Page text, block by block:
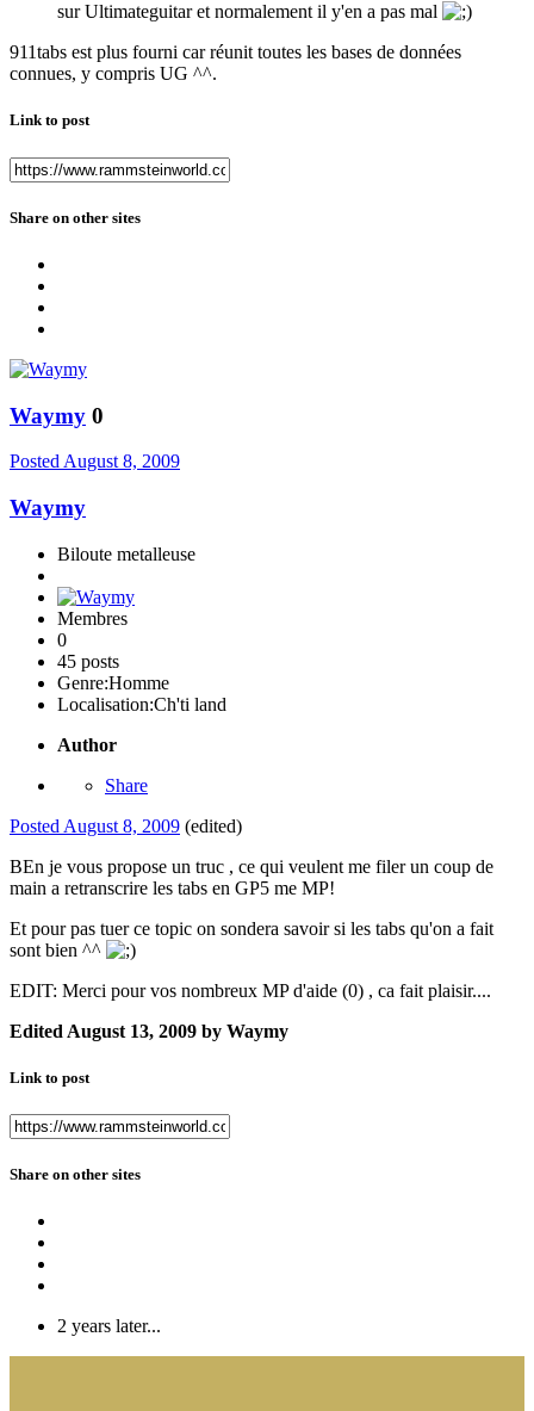
sur Ultimateguitar et normalement il y'en a pas mal
911tabs est plus fourni car réunit toutes les bases de données
connues, y compris UG ^^.
Link to post
Share on other sites
Waymy 0
Posted August 8, 2009
Waymy
Biloute metalleuse
Membres
0
45 posts
Genre:Homme
Localisation:Ch'ti land
Author
Share
Posted August 8, 2009 (edited)
BEn je vous propose un truc , ce qui veulent me filer un coup de
main a retranscrire les tabs en GP5 me MP!
Et pour pas tuer ce topic on sondera savoir si les tabs qu'on a fait
sont bien ^^
EDIT: Merci pour vos nombreux MP d'aide (0) , ca fait plaisir....
Edited August 13, 2009 by Waymy
Link to post
Share on other sites
2 years later...